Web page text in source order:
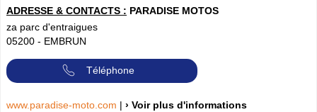
ADRESSE & CONTACTS : PARADISE MOTOS
za parc d'entraigues
05200 - EMBRUN
Téléphone
www.paradise-moto.com | › Voir plus d'informations